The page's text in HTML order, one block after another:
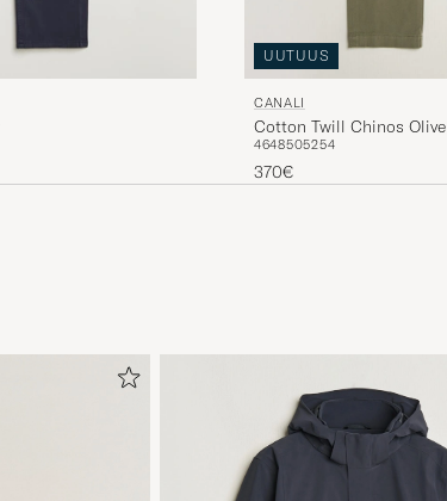
UUTUUS
CANALI
Cotton Twill Chinos Olive
4648505254
370€